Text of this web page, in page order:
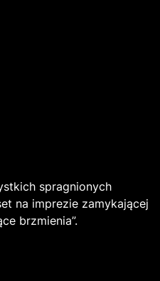
spragnionych
na imprezie zamykającej
brzmienia”.